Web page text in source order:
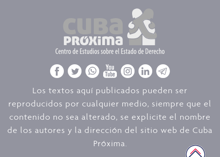
Los textos aquí publicados pueden ser
reproducidos por cualquier medio, siempre que el
contenido no sea alterado, se explicite el nombre
de los autores y la dirección del sitio web de Cuba
Próxima.